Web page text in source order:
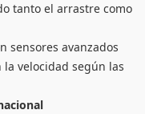
tanto el arrastre como
sensores avanzados
velocidad según las